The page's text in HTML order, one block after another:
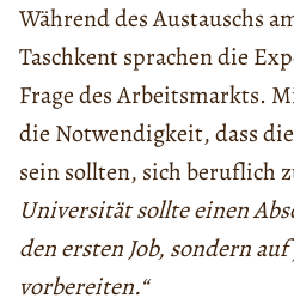
Während des Austauschs
Taschkent sprachen die
Frage des Arbeitsmarkts.
die Notwendigkeit, dass
sein sollten, sich beruflich
Universität sollte einen
den ersten Job, sondern
vorbereiten.“